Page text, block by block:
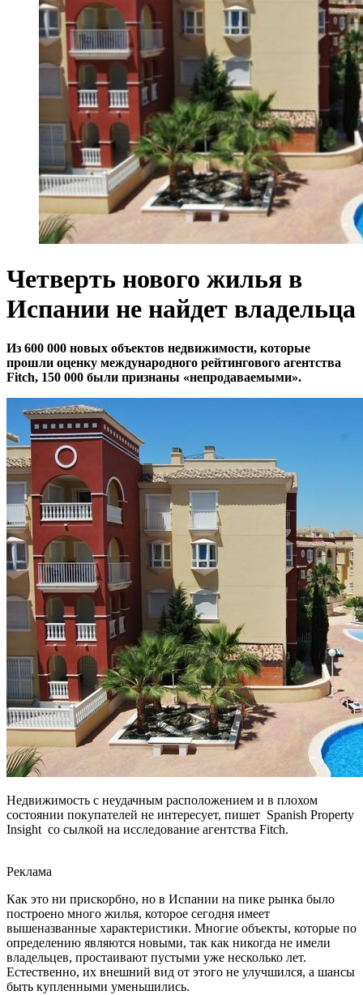
Четверть нового жилья в
Испании не найдет владельца
Из 600 000 новых объектов недвижимости, которые
прошли оценку международного рейтингового агентства
Fitch, 150 000 были признаны «непродаваемыми».
Недвижимость с неудачным расположением и в плохом
состоянии покупателей не интересует, пишет Spanish Property
Insight со сылкой на исследование агентства Fitch.
Реклама
Как это ни прискорбно, но в Испании на пике рынка было
построено много жилья, которое сегодня имеет
вышеназванные характеристики. Многие объекты, которые по
определению являются новыми, так как никогда не имели
владельцев, простаивают пустыми уже несколько лет.
Естественно, их внешний вид от этого не улучшился, а шансы
быть купленными уменьшились.